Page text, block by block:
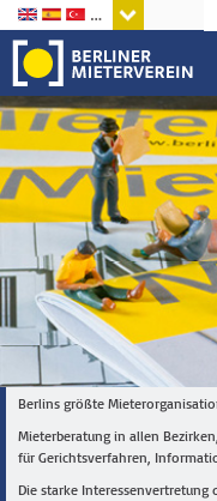
Sprachen
Berlins größte
Mieterberatung in allen
für Gerichtsverfahren,
Die starke Interessenvertretung